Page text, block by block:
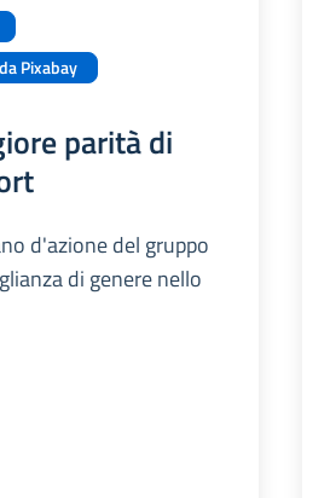
Pixabay
parità di
d'azione del gruppo
di genere nello